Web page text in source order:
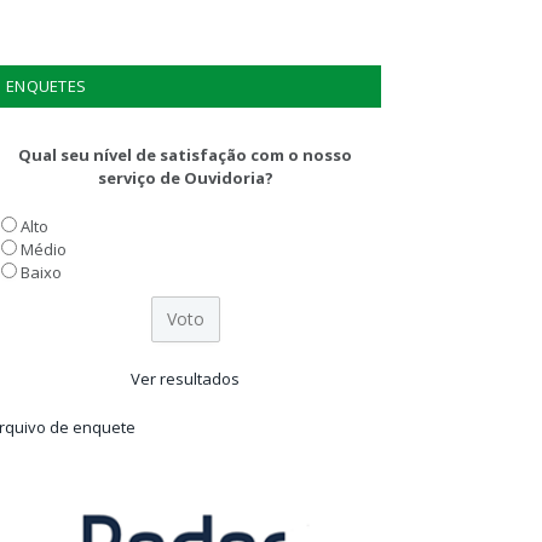
ENQUETES
Qual seu nível de satisfação com o nosso
serviço de Ouvidoria?
Alto
Médio
Baixo
Ver resultados
de enquete